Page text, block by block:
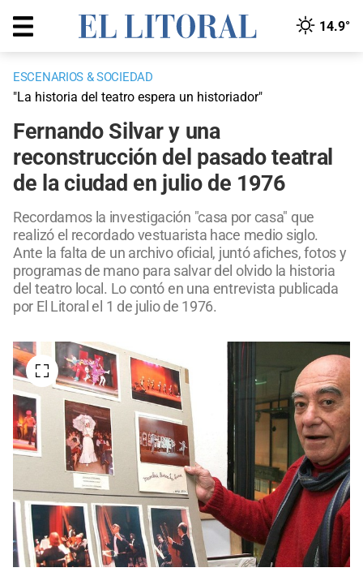
14.9°
ESCENARIOS & SOCIEDAD
"La historia del teatro espera un historiador"
Fernando Silvar y una
reconstrucción del pasado teatral
de la ciudad en julio de 1976
Recordamos la investigación "casa por casa" que
realizó el recordado vestuarista hace medio siglo.
Ante la falta de un archivo oficial, juntó afiches, fotos y
programas de mano para salvar del olvido la historia
del teatro local. Lo contó en una entrevista publicada
por El Litoral el 1 de julio de 1976.